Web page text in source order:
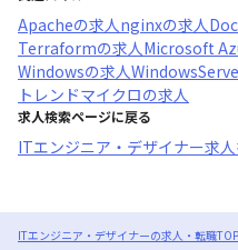
Apacheの求人 nginxの求人
Terraformの求人 Microsoft
Windowsの求人
トレンドマイクロの求人
求人検索ページに戻る
ITエンジニア・デザイナー求
ITエンジニア・デザイナーの求人・転職TOP